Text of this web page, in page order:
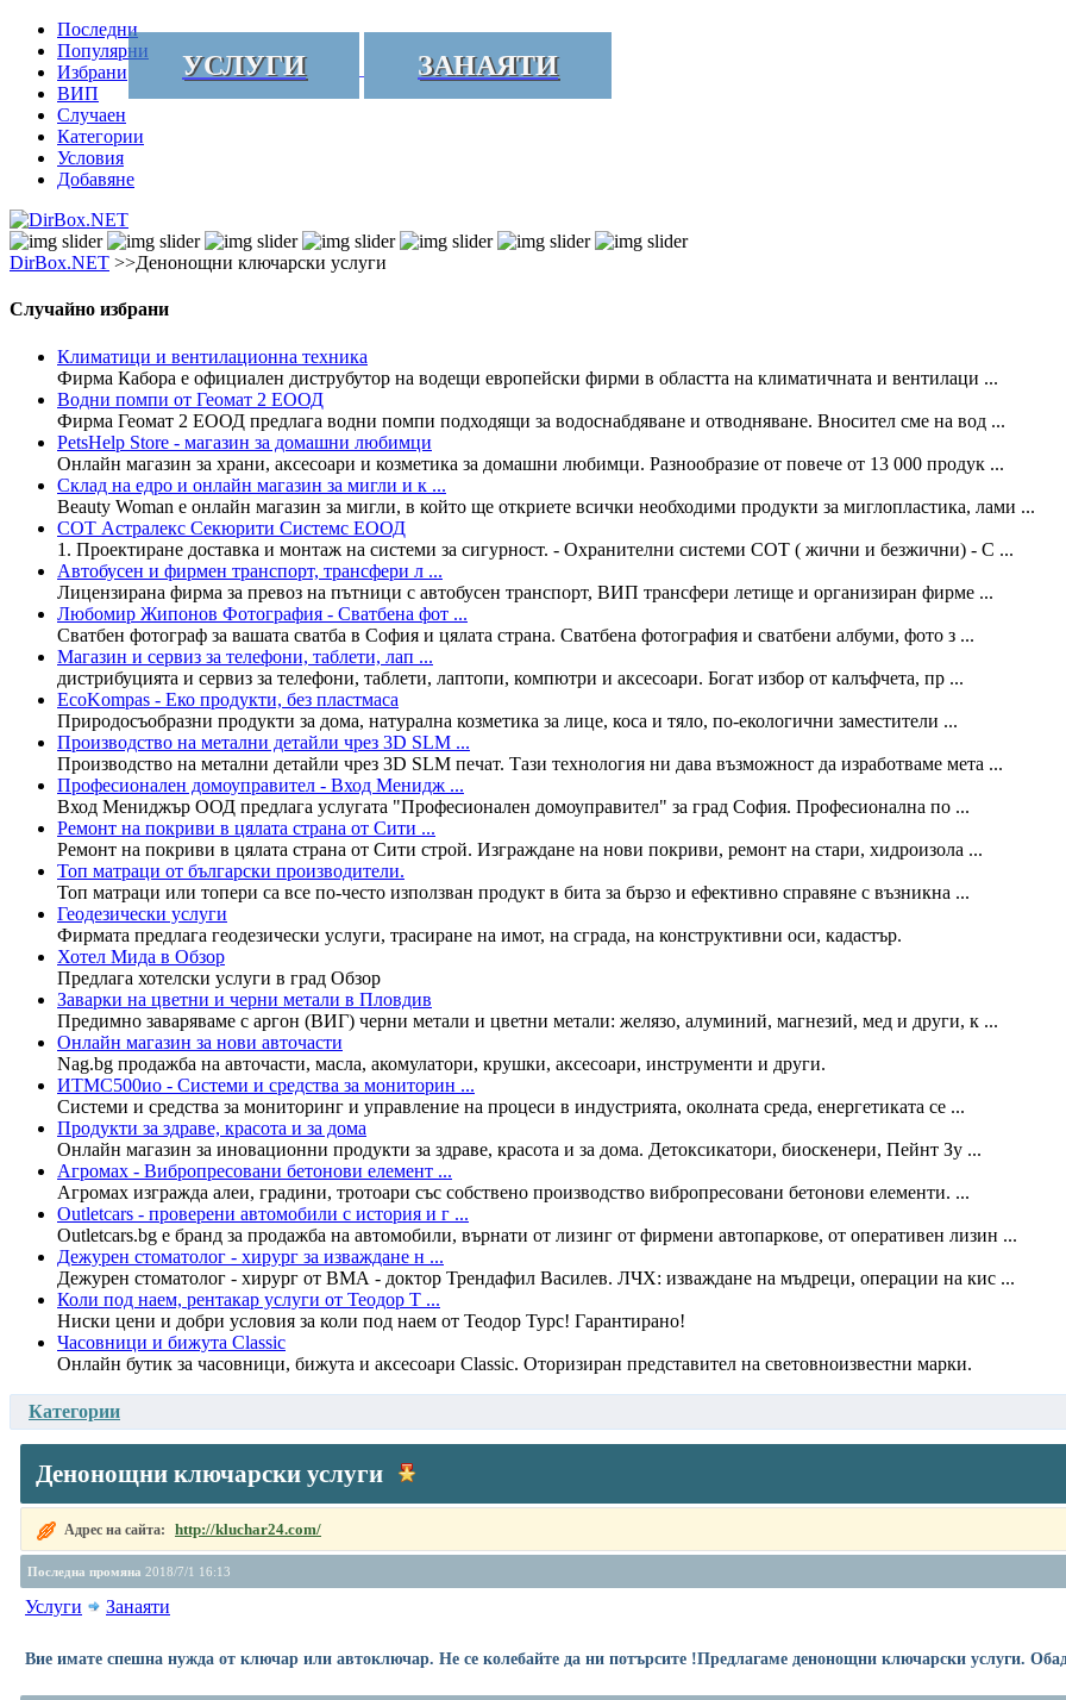
Последни
Популярни
Избрани
ВИП
Случаен
Категории
Условия
Добавяне
УСЛУГИ ЗАНАЯТИ
DirBox.NET >>Денонощни ключарски услуги
Случайно избрани
Климатици и вентилационна техника
Фирма Кабора е официален диструбутор на водещи европейски фирми в областта на климатичната и вентилаци ...
Водни помпи от Геомат 2 ЕООД
Фирма Геомат 2 ЕООД предлага водни помпи подходящи за водоснабдяване и отводняване. Вносител сме на вод ...
PetsHelp Store - магазин за домашни любимци
Онлайн магазин за храни, аксесоари и козметика за домашни любимци. Разнообразие от повече от 13 000 продук ...
Склад на едро и онлайн магазин за мигли и к ...
Beauty Woman е онлайн магазин за мигли, в който ще откриете всички необходими продукти за миглопластика, лами ...
СОТ Астралекс Секюрити Системс ЕООД
1. Проектиране доставка и монтаж на системи за сигурност. - Охранителни системи СОТ ( жични и безжични) - С ...
Автобусен и фирмен транспорт, трансфери л ...
Лицензирана фирма за превоз на пътници с автобусен транспорт, ВИП трансфери летище и организиран фирме ...
Любомир Жипонов Фотография - Сватбена фот ...
Сватбен фотограф за вашата сватба в София и цялата страна. Сватбена фотография и сватбени албуми, фото з ...
Магазин и сервиз за телефони, таблети, лап ...
дистрибуцията и сервиз за телефони, таблети, лаптопи, компютри и аксесоари. Богат избор от калъфчета, пр ...
EcoKompas - Еко продукти, без пластмаса
Природосъобразни продукти за дома, натурална козметика за лице, коса и тяло, по-екологични заместители ...
Производство на метални детайли чрез 3D SLM ...
Производство на метални детайли чрез 3D SLM печат. Тази технология ни дава възможност да изработваме мета ...
Професионален домоуправител - Вход Менидж ...
Вход Мениджър ООД предлага услугата "Професионален домоуправител" за град София. Професионална по ...
Ремонт на покриви в цялата страна от Сити ...
Ремонт на покриви в цялата страна от Сити строй. Изграждане на нови покриви, ремонт на стари, хидроизола ...
Топ матраци от български производители.
Топ матраци или топери са все по-често използван продукт в бита за бързо и ефективно справяне с възникна ...
Геодезически услуги
Фирмата предлага геодезически услуги, трасиране на имот, на сграда, на конструктивни оси, кадастър.
Хотел Мида в Обзор
Предлага хотелски услуги в град Обзор
Заварки на цветни и черни метали в Пловдив
Предимно заваряваме с аргон (ВИГ) черни метали и цветни метали: желязо, алуминий, магнезий, мед и други, к ...
Онлайн магазин за нови авточасти
Nag.bg продажба на авточасти, масла, акомулатори, крушки, аксесоари, инструменти и други.
ИТМС500ио - Системи и средства за мониторин ...
Системи и средства за мониторинг и управление на процеси в индустрията, околната среда, енергетиката се ...
Продукти за здраве, красота и за дома
Онлайн магазин за иновационни продукти за здраве, красота и за дома. Детоксикатори, биоскенери, Пейнт Зу ...
Агромах - Вибропресовани бетонови елемент ...
Агромах изгражда алеи, градини, тротоари със собствено производство вибропресовани бетонови елементи. ...
Outletcars - проверени автомобили с история и г ...
Outletcars.bg е бранд за продажба на автомобили, върнати от лизинг от фирмени автопаркове, от оперативен лизин ...
Дежурен стоматолог - хирург за изваждане н ...
Дежурен стоматолог - хирург от ВМА - доктор Трендафил Василев. ЛЧХ: изваждане на мъдреци, операции на кис ...
Коли под наем, рентакар услуги от Теодор Т ...
Ниски цени и добри условия за коли под наем от Теодор Турс! Гарантирано!
Часовници и бижута Classic
Онлайн бутик за часовници, бижута и аксесоари Classic. Оторизиран представител на световноизвестни марки.
Категории
Денонощни ключарски услуги
Адрес на сайта: http://kluchar24.com/
Последна промяна 2018/7/1 16:13
Услуги Занаяти
Вие имате спешна нужда от ключар или автоключар. Не се колебайте да ни потърсите !Предлагаме денонощни ключарски услуги.